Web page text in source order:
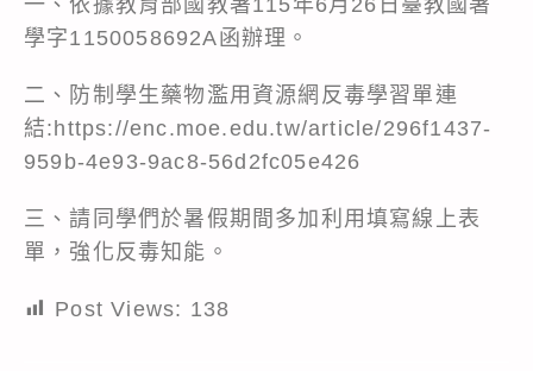
學字1150058692A函辦理。
二、防制學生藥物濫用資源網反毒學習單連
結:https://enc.moe.edu.tw/article/296f1437-
959b-4e93-9ac8-56d2fc05e426
三、請同學們於暑假期間多加利用填寫線上表
單，強化反毒知能。
Post Views: 138